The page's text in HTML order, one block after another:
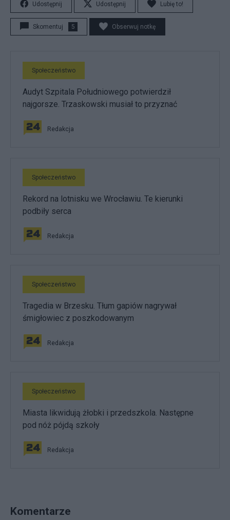
Udostępnij Udostępnij Lubię to!
Skomentuj 5 Obserwuj notkę
Społeczeństwo
Audyt Szpitala Południowego potwierdził
najgorsze. Trzaskowski musiał to przyznać
Redakcja
Społeczeństwo
Rekord na lotnisku we Wrocławiu. Te kierunki
podbiły serca
Redakcja
Społeczeństwo
Tragedia w Brzesku. Tłum gapiów nagrywał
śmigłowiec z poszkodowanym
Redakcja
Społeczeństwo
Miasta likwidują żłobki i przedszkola. Następne
pod nóż pójdą szkoły
Redakcja
Komentarze